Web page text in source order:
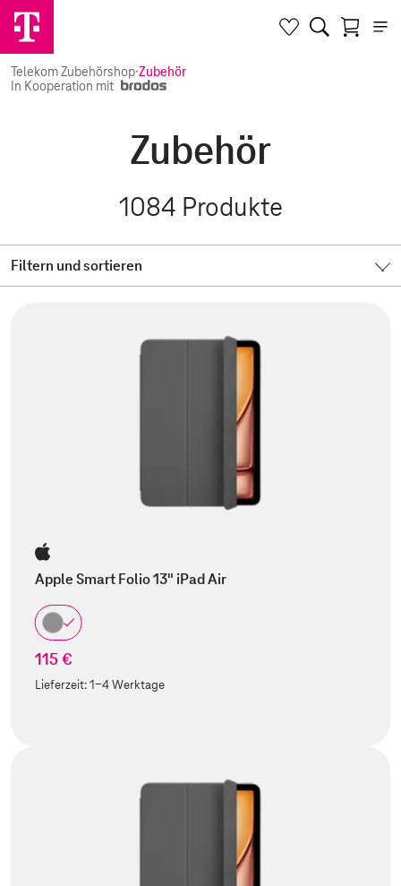
Telekom Zubehörshop·Zubehör
In Kooperation mit
Zubehör
1084 Produkte
Filtern und sortieren
Apple Smart Folio 13" iPad Air
115 €
Lieferzeit:1-4 Werktage